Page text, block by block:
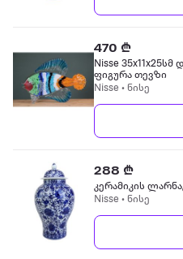
470 ₾
Nisse
ფიგურა თევზი
Nisse • ნისე
288 ₾
კერამიკის
Nisse • ნისე